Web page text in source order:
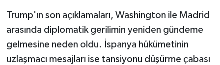
Trump'ın son açıklamaları, Washington ile Madrid
arasında diplomatik gerilimin yeniden gündeme
gelmesine neden oldu. İspanya hükümetinin
uzlaşmacı mesajları ise tansiyonu düşürme çabası